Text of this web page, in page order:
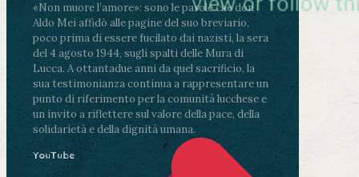
«Non muore l’amore»: sono le parole che don
Aldo Mei affidò alle pagine del suo breviario,
poco prima di essere fucilato dai nazisti, la sera
del 4 agosto 1944, sugli spalti delle Mura di
Lucca. A ottantadue anni da quel sacrificio, la
sua testimonianza continua a rappresentare un
punto di riferimento per la comunità lucchese e
un invito a riflettere sul valore della pace, della
solidarietà e della dignità umana.
YouTube